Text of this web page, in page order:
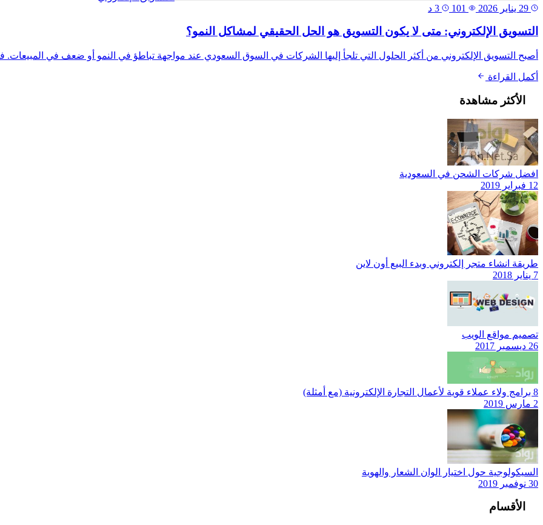
التسويق الإلكتروني: متى لا يكون التسويق هو الحل الحقيقي لمشاكل النمو؟
أصبح التسويق الإلكتروني من أكثر الحلول التي تلجأ إليها الشركات في السوق السعودي عند مواجهة تباطؤ في النمو أو ضعف في المبيعات.
أكمل القراءة
الأكثر مشاهدة
افضل شركات الشحن في السعودية
12 فبراير 2019
طريقة انشاء متجر إلكتروني وبدء البيع أون لاين
7 يناير 2018
تصميم مواقع الويب
26 ديسمبر 2017
8 برامج ولاء عملاء قوية لأعمال التجارة الإلكترونية (مع أمثلة)
2 مارس 2019
السيكولوجية حول اختيار الوان الشعار والهوية
30 نوفمبر 2019
الأقسام